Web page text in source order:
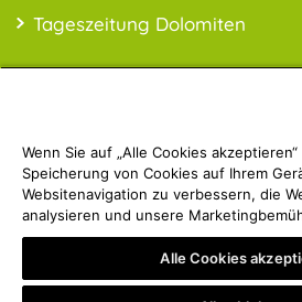
Tageszeitung Dolomiten
PREISINFO:* Alle Preise inkl. MwSt.,
Athesia Gruppe | © 2019
IT00853860211
Wenn Sie auf „Alle Cookies
Speicherung von Cookies auf Ihrem
Websitenavigation zu verbessern, die
analysieren und unsere
Alle Cookies